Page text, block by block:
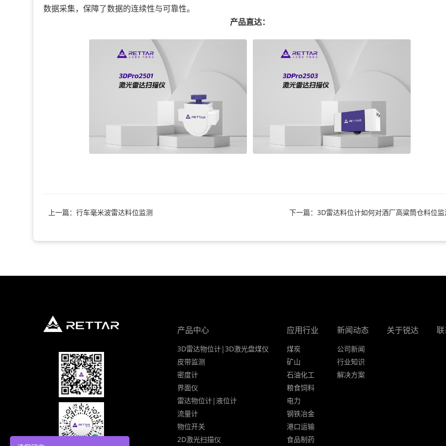
数据采集，保障了数据的连续性与可靠性。
产品直达：
上一篇：行车毫米波雷达料位监测 下一篇：3D雷达料位计如何对酒厂高粱筒仓料位监
产品中心
3D雷达物位计|3D激光盘煤仪
皮带监测
密度计
界面仪
雷达物位计|液位计
流量计
物位开关
2D激光扫描仪
应用行业
煤炭
矿山
石油化工
粮食饲料
电力
钢铁冶金
港口运输
食品制药
新闻动态
公司新闻
行业知识
解决方案
关于锐达